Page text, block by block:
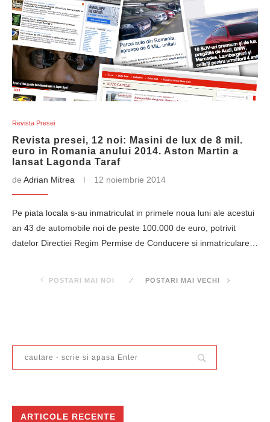
Revista Presei
Revista presei, 12 noi: Masini de lux de 8 mil.
euro in Romania anului 2014. Aston Martin a
lansat Lagonda Taraf
de Adrian Mitrea 12 noiembrie 2014
Pe piata locala s-au inmatriculat in primele noua luni ale acestui
an 43 de automobile noi de peste 100.000 de euro, potrivit
datelor Directiei Regim Permise de Conducere si inmatriculare…
POSTARI MAI NOI POSTARI MAI VECHI
ARTICOLE RECENTE